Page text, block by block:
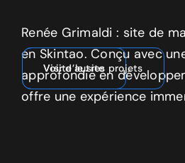
Renée Grimaldi : site de
en Skintao. Conçu avec
approfondie en
offre une expérience
Visite le site
Voir d’autres projets